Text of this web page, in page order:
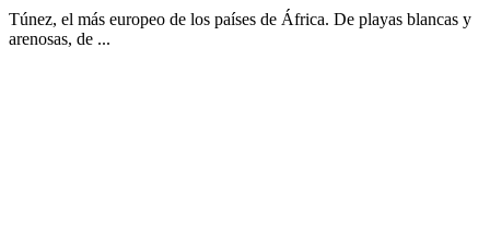
Túnez, el más europeo de los países de África. De playas blancas y
arenosas, de ...